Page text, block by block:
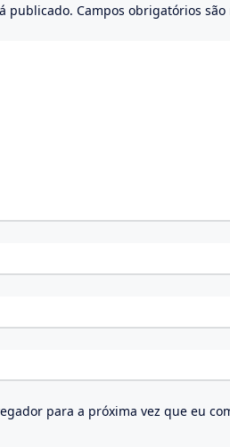
publicado. Campos obrigatórios são
para a próxima vez que eu